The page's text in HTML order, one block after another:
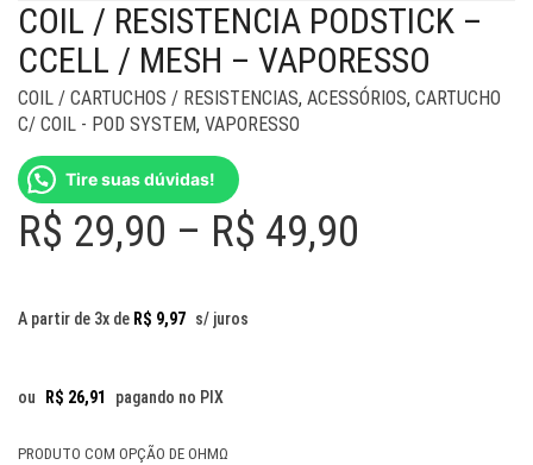
COIL / RESISTENCIA PODSTICK –
CCELL / MESH – VAPORESSO
COIL / CARTUCHOS / RESISTENCIAS, ACESSÓRIOS, CARTUCHO
C/ COIL - POD SYSTEM, VAPORESSO
Tire suas dúvidas!
R$ 29,90 – R$ 49,90
A partir de 3x de R$ 9,97 s/ juros
ou R$ 26,91 pagando no PIX
PRODUTO COM OPÇÃO DE OHMΩ